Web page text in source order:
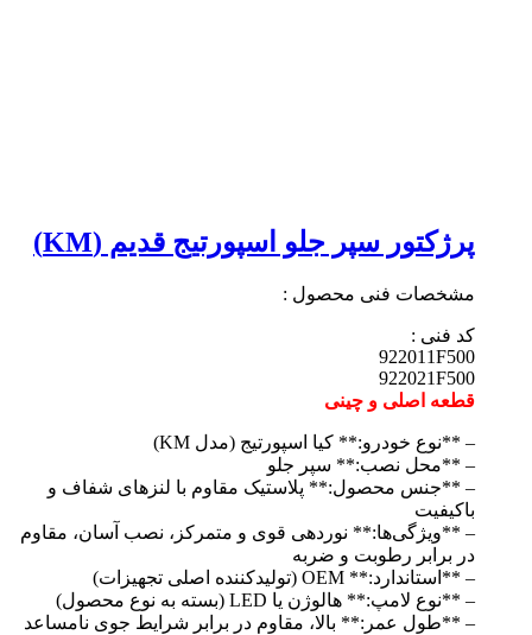
پرژکتور سپر جلو اسپورتیج قدیم (KM)
مشخصات فنی محصول :
کد فنی :
922011F500
922021F500
قطعه اصلی و چینی
– **نوع خودرو:** کیا اسپورتیج (مدل KM)
– **محل نصب:** سپر جلو
– **جنس محصول:** پلاستیک مقاوم با لنزهای شفاف و
باکیفیت
– **ویژگی‌ها:** نوردهی قوی و متمرکز، نصب آسان، مقاوم
در برابر رطوبت و ضربه
– **استاندارد:** OEM (تولیدکننده اصلی تجهیزات)
– **نوع لامپ:** هالوژن یا LED (بسته به نوع محصول)
– **طول عمر:** بالا، مقاوم در برابر شرایط جوی نامساعد